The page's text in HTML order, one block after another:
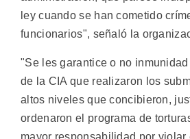
ley cuando se han cometido
funcionarios", señaló la
"Se les garantice o no
de la CIA que realizaron los
altos niveles que concibieron,
ordenaron el programa de
mayor responsabilidad por violar